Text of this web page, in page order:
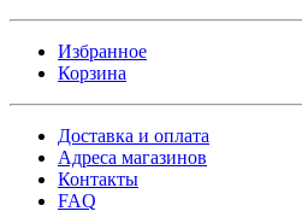
Избранное
Корзина
Доставка и оплата
Адреса магазинов
Контакты
FAQ